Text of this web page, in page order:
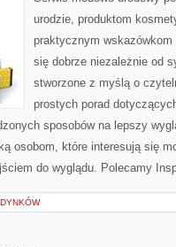
urodzie, produktom
praktycznym
się dobrze niezależnie od
stworzone z myślą o
prostych porad
sposobów na lepszy
osobom, które interesują się
do wyglądu. Polecamy